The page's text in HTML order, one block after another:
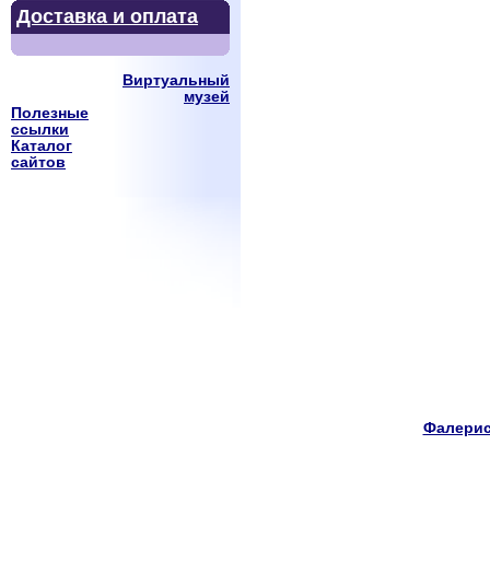
Доставка и оплата
Виртуальный
музей
Полезные
ссылки
Каталог
сайтов